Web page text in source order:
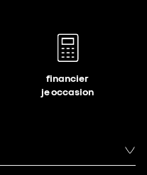
financier
je occasion